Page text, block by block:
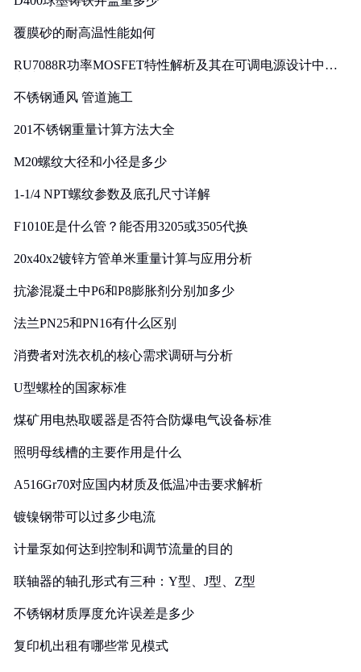
覆膜砂的耐高温性能如何
RU7088R功率MOSFET特性解析及其在可调电源设计中的
不锈钢通风 管道施工
201不锈钢重量计算方法大全
M20螺纹大径和小径是多少
1-1/4 NPT螺纹参数及底孔尺寸详解
F1010E是什么管？能否用3205或3505代换
20x40x2镀锌方管单米重量计算与应用分析
抗渗混凝土中P6和P8膨胀剂分别加多少
法兰PN25和PN16有什么区别
消费者对洗衣机的核心需求调研与分析
U型螺栓的国家标准
煤矿用电热取暖器是否符合防爆电气设备标准
照明母线槽的主要作用是什么
A516Gr70对应国内材质及低温冲击要求解析
镀镍钢带可以过多少电流
计量泵如何达到控制和调节流量的目的
联轴器的轴孔形式有三种：Y型、J型、Z型
不锈钢材质厚度允许误差是多少
复印机出租有哪些常见模式